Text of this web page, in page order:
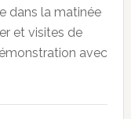
dans la matinée
et visites de
avec